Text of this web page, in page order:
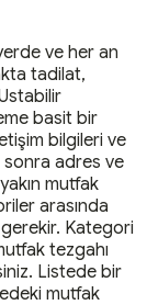
ve her an
tadilat,
basit bir
bilgileri ve
adres ve
mutfak
arasında
Kategori
tezgahı
Listede bir
mutfak